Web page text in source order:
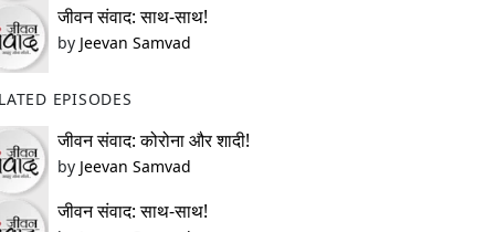
जीवन संवाद: साथ-साथ!
by Jeevan Samvad
EPISODES
जीवन संवाद: कोरोना और शादी!
by Jeevan Samvad
जीवन संवाद: साथ-साथ!